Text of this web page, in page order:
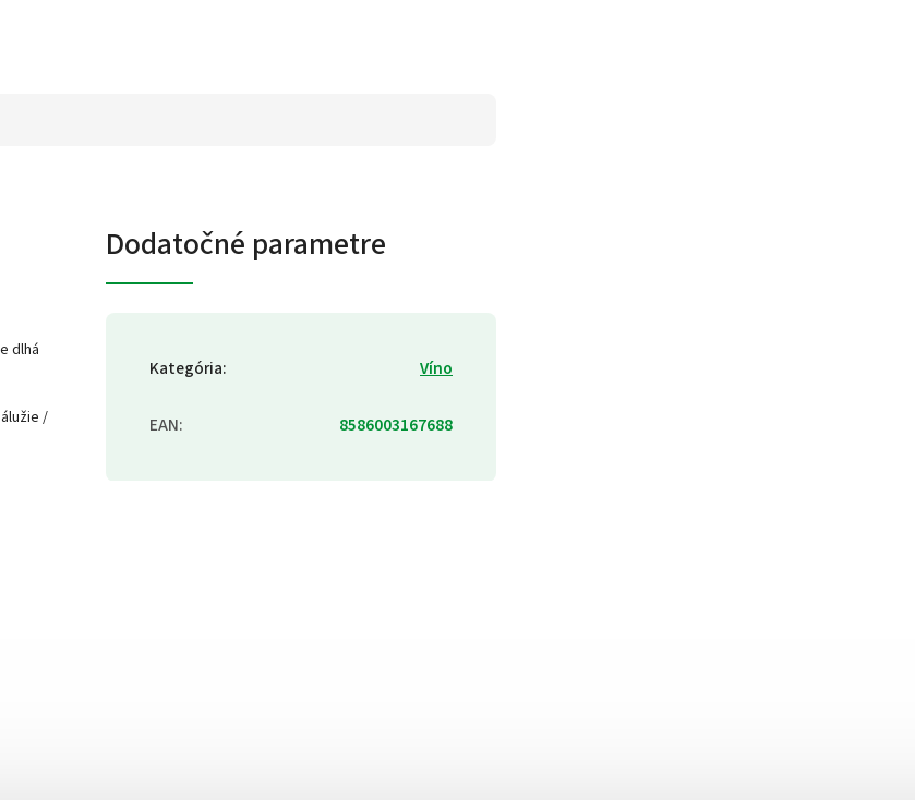
dlhá
/
Dodatočné parametre
Kategória: Víno
EAN: 8586003167688